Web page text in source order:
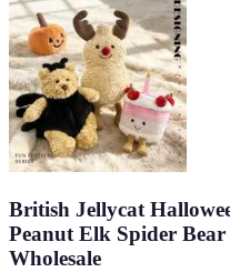
British Jellycat
Peanut Elk Spider
Wholesale